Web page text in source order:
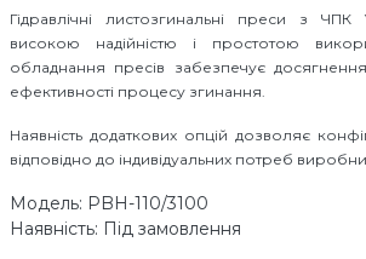
Гідравлічні листозгинальні преси з ЧПК
високою надійністю і простотою
обладнання пресів забезпечує
ефективності процесу згинання.
Наявність додаткових опцій дозволяє
відповідно до індивідуальних потреб
Модель: PBH-110/3100
Наявність: Під замовлення